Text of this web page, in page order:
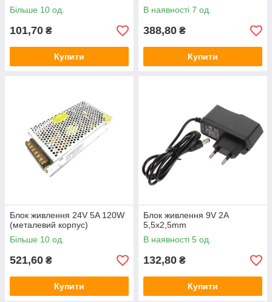
Більше 10 од.
101,70 ₴
Купити
В наявності 7 од.
388,80 ₴
Купити
Блок живлення 24V 5A 120W
(металевий корпус)
Більше 10 од.
521,60 ₴
Купити
Блок живлення 9V 2A
5,5x2,5mm
В наявності 5 од.
132,80 ₴
Купити